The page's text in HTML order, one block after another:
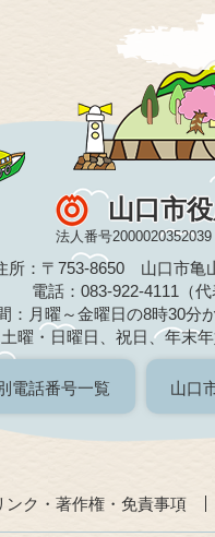
山口市
法人番号2000020352039
所：〒753-8650 山口市亀
電話：083-922-4111（代
：月曜～金曜日の8時30分
土曜・日曜日、祝日、年末年
電話番号一覧 山口
ンク・著作権・免責事項